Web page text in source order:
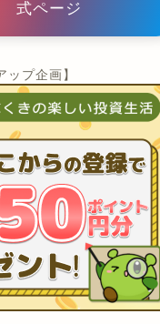
式ページ
ップ企画】